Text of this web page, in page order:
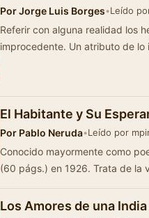
PorJorge Luis Borges•Leído
Referir con alguna realidad los
improcedente. Un atributo de lo
El Habitante y Su
Por Pablo Neruda•Leído por
Conocido mayormente como
(60 págs.) en 1926. Trata de la
Los Amores de una India